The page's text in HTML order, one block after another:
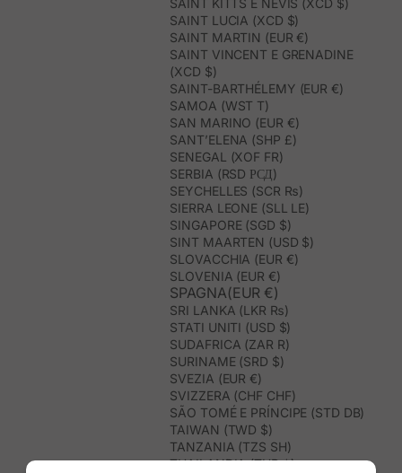
SAINT KITTS E NEVIS (XCD $)
SAINT LUCIA (XCD $)
SAINT MARTIN (EUR €)
SAINT VINCENT E GRENADINE
(XCD $)
SAINT-BARTHÉLEMY (EUR €)
SAMOA (WST T)
SAN MARINO (EUR €)
SANT’ELENA (SHP £)
SENEGAL (XOF FR)
SERBIA (RSD РСД)
SEYCHELLES (SCR ₨)
SIERRA LEONE (SLL LE)
SINGAPORE (SGD $)
SINT MAARTEN (USD $)
SLOVACCHIA (EUR €)
SLOVENIA (EUR €)
SPAGNA(EUR €)
SRI LANKA (LKR ₨)
STATI UNITI (USD $)
SUDAFRICA (ZAR R)
SURINAME (SRD $)
SVEZIA (EUR €)
SVIZZERA (CHF CHF)
SÃO TOMÉ E PRÍNCIPE (STD DB)
TAIWAN (TWD $)
TANZANIA (TZS SH)
THAILANDIA (THB ฿)